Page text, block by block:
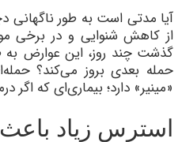
آیا مدتی است به طور ناگهانی
از کاهش شنوایی و در برخی
گذشت چند روز، این عوارض
حمله بعدی بروز می‌کند؟
«مینیر» دارد؛ بیماری‌ای که
استرس زیاد